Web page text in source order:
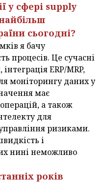
у сфері supply
сьогодні?
я бачу
процесів. Це сучасні
ERP/MRP,
моніторингу даних у
має
а також
для
ризиками.
і
нині неможливо
років